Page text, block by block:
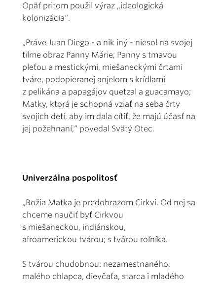
Opäť pritom použil výraz „ideologická
kolonizácia“.
„Práve Juan Diego - a nik iný - niesol na svojej
tilme obraz Panny Márie; Panny s tmavou
pleťou a mestickými, miešaneckými črtami
tváre, podopieranej anjelom s krídlami
z pelikána a papagájov quetzal a guacamayo;
Matky, ktorá je schopná vziať na seba črty
svojich detí, aby im dala cítiť, že majú účasť na
jej požehnaní,“ povedal Svätý Otec.
Univerzálna pospolitosť
„Božia Matka je predobrazom Cirkvi. Od nej sa
chceme naučiť byť Cirkvou
s miešaneckou, indiánskou,
afroamerickou tvárou; s tvárou roľníka.
S tvárou chudobnou: nezamestnaného,
malého chlapca, dievčaťa, starca i mladého